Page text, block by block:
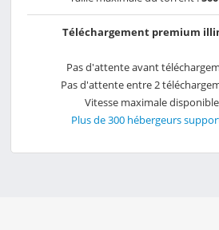
Téléchargement premium
Pas d'attente avant
Pas d'attente entre 2
Vitesse maximale disponible
Plus de 300 hébergeurs